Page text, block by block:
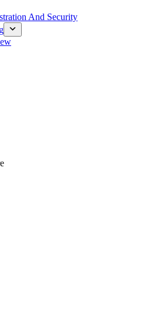
And Security